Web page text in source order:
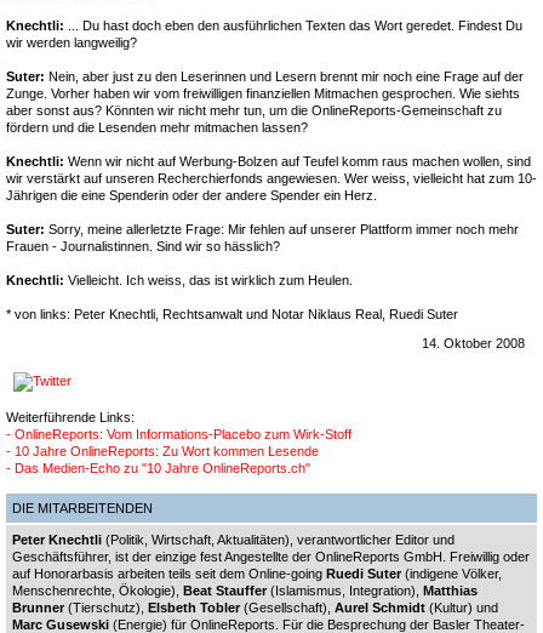
Knechtli: ... Du hast doch eben den ausführlichen Texten das Wort geredet. Findest Du
wir werden langweilig?
Suter: Nein, aber just zu den Leserinnen und Lesern brennt mir noch eine Frage auf der
Zunge. Vorher haben wir vom freiwilligen finanziellen Mitmachen gesprochen. Wie siehts
aber sonst aus? Könnten wir nicht mehr tun, um die OnlineReports-Gemeinschaft zu
fördern und die Lesenden mehr mitmachen lassen?
Knechtli: Wenn wir nicht auf Werbung-Bolzen auf Teufel komm raus machen wollen, sind
wir verstärkt auf unseren Recherchierfonds angewiesen. Wer weiss, vielleicht hat zum 10-
Jährigen die eine Spenderin oder der andere Spender ein Herz.
Suter: Sorry, meine allerletzte Frage: Mir fehlen auf unserer Plattform immer noch mehr
Frauen - Journalistinnen. Sind wir so hässlich?
Knechtli: Vielleicht. Ich weiss, das ist wirklich zum Heulen.
* von links: Peter Knechtli, Rechtsanwalt und Notar Niklaus Real, Ruedi Suter
14. Oktober 2008
Weiterführende Links:
- OnlineReports: Vom Informations-Placebo zum Wirk-Stoff
- 10 Jahre OnlineReports: Zu Wort kommen Lesende
- Das Medien-Echo zu "10 Jahre OnlineReports.ch"
DIE MITARBEITENDEN
Peter Knechtli (Politik, Wirtschaft, Aktualitäten), verantwortlicher Editor und
Geschäftsführer, ist der einzige fest Angestellte der OnlineReports GmbH. Freiwillig oder
auf Honorarbasis arbeiten teils seit dem Online-going Ruedi Suter (indigene Völker,
Menschenrechte, Ökologie), Beat Stauffer (Islamismus, Integration), Matthias
Brunner (Tierschutz), Elsbeth Tobler (Gesellschaft), Aurel Schmidt (Kultur) und
Marc Gusewski (Energie) für OnlineReports. Für die Besprechung der Basler Theater-